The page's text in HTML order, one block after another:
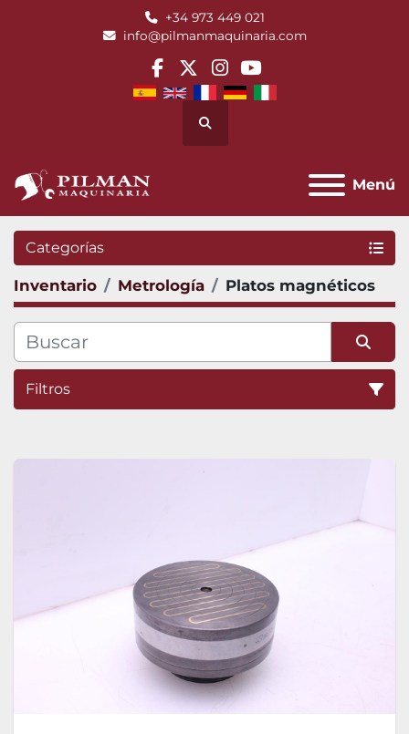
+34 973 449 021
info@pilmanmaquinaria.com
facebook
twitterinstagram
youtube
Buscar
Menú
Categorías
Inventario Metrología Platos magnéticos
Filtros